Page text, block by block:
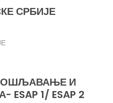
СРБИЈЕ
И
1/ ESAP 2